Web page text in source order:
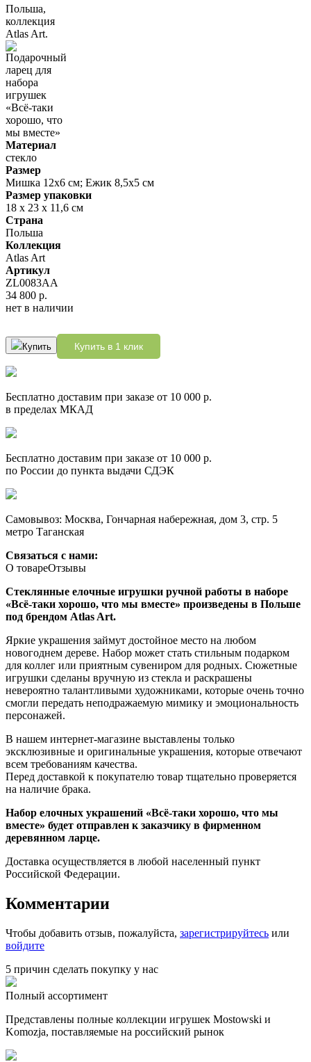
Материал
стекло
Размер
Мишка 12х6 см; Ежик 8,5х5 см
Размер упаковки
18 х 23 х 11,6 см
Страна
Польша
Коллекция
Atlas Art
Артикул
ZL0083AA
34 800 р.
нет в наличии
Купить Купить в 1 клик
Бесплатно доставим при заказе от 10 000 р.
в пределах МКАД
Бесплатно доставим при заказе от 10 000 р.
по России до пункта выдачи СДЭК
Самовывоз: Москва, Гончарная набережная, дом 3, стр. 5
метро Таганская
Связаться с нами:
О товареОтзывы
Стеклянные елочные игрушки ручной работы в наборе
«Всё-таки хорошо, что мы вместе» произведены в Польше
под брендом Atlas Art.
Яркие украшения займут достойное место на любом
новогоднем дереве. Набор может стать стильным подарком
для коллег или приятным сувениром для родных. Сюжетные
игрушки сделаны вручную из стекла и раскрашены
невероятно талантливыми художниками, которые очень точно
смогли передать неподражаемую мимику и эмоциональность
персонажей.
В нашем интернет-магазине выставлены только
эксклюзивные и оригинальные украшения, которые отвечают
всем требованиям качества.
Перед доставкой к покупателю товар тщательно проверяется
на наличие брака.
Набор елочных украшений «Всё-таки хорошо, что мы
вместе» будет отправлен к заказчику в фирменном
деревянном ларце.
Доставка осуществляется в любой населенный пункт
Российской Федерации.
Комментарии
Чтобы добавить отзыв, пожалуйста, зарегистрируйтесь или
войдите
5 причин сделать покупку у нас
Полный ассортимент
Представлены полные коллекции игрушек Mostowski и
Komozja, поставляемые на российский рынок